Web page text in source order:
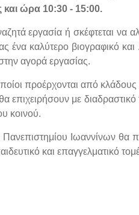
και ώρα 10:30 - 15:00.
εργασία ή σκέφτεται να
ένα καλύτερο βιογραφικό και
αγορά εργασίας.
προέρχονται από κλάδους
επιχειρήσουν με
κοινού.
Ιωαννίνων θα
και επαγγελματικό